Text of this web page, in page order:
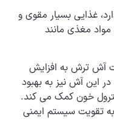
غذایی بسیار مقوی و
مغذی مانند
آش ترش به افزایش
این آش نیز به بهبود
خون کمک می کند.
تقویت سیستم ایمنی